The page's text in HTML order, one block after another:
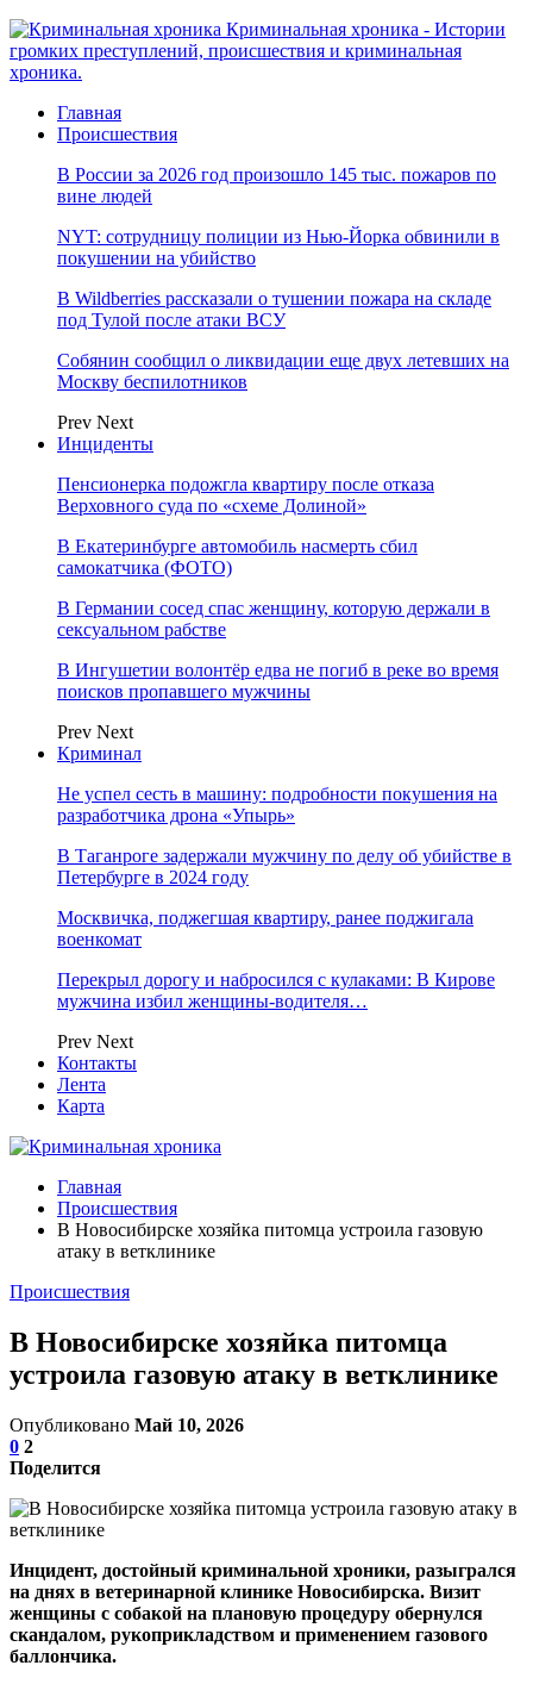
Криминальная хроника - Истории
громких преступлений, происшествия и криминальная
хроника.
Главная
Происшествия
В России за 2026 год произошло 145 тыс. пожаров по
вине людей
NYT: сотрудницу полиции из Нью-Йорка обвинили в
покушении на убийство
В Wildberries рассказали о тушении пожара на складе
под Тулой после атаки ВСУ
Собянин сообщил о ликвидации еще двух летевших на
Москву беспилотников
Prev Next
Инциденты
Пенсионерка подожгла квартиру после отказа
Верховного суда по «схеме Долиной»
В Екатеринбурге автомобиль насмерть сбил
самокатчика (ФОТО)
В Германии сосед спас женщину, которую держали в
сексуальном рабстве
В Ингушетии волонтёр едва не погиб в реке во время
поисков пропавшего мужчины
Prev Next
Криминал
Не успел сесть в машину: подробности покушения на
разработчика дрона «Упырь»
В Таганроге задержали мужчину по делу об убийстве в
Петербурге в 2024 году
Москвичка, поджегшая квартиру, ранее поджигала
военкомат
Перекрыл дорогу и набросился с кулаками: В Кирове
мужчина избил женщины-водителя…
Prev Next
Контакты
Лента
Карта
Главная
Происшествия
В Новосибирске хозяйка питомца устроила газовую
атаку в ветклинике
Происшествия
В Новосибирске хозяйка питомца
устроила газовую атаку в ветклинике
Опубликовано Май 10, 2026
0 2
Поделится
Инцидент, достойный криминальной хроники, разыгрался
на днях в ветеринарной клинике Новосибирска. Визит
женщины с собакой на плановую процедуру обернулся
скандалом, рукоприкладством и применением газового
баллончика.